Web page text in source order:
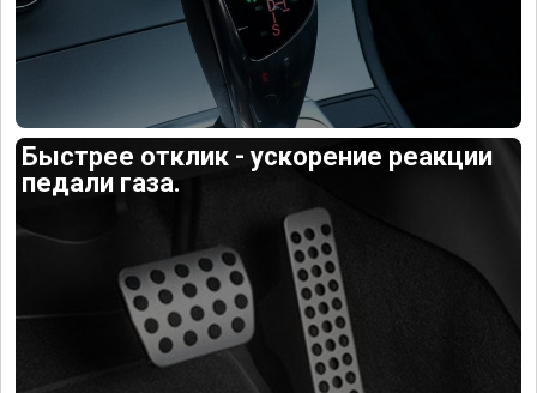
Быстрее отклик - ускорение реакции
педали газа.